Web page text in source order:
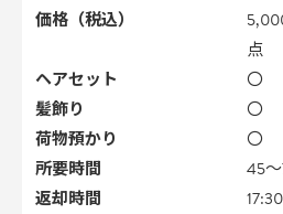
価格（税込）
点
ヘアセット
〇
髪飾り
〇
荷物預かり
〇
所要時間
45
返却時間